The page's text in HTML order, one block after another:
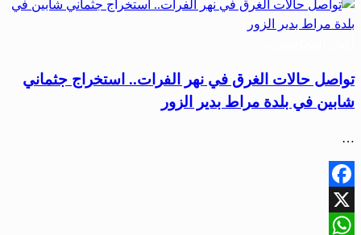
تواصل حالات الغرق في نهر الفرات.. استخراج جثماني
شابين في بلدة مراط بدير الزور
…
Facebook
X